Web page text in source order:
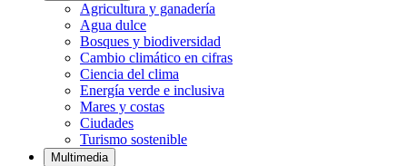
Agricultura y ganadería
Agua dulce
Bosques y biodiversidad
Cambio climático en cifras
Ciencia del clima
Energía verde e inclusiva
Mares y costas
Ciudades
Turismo sostenible
Multimedia